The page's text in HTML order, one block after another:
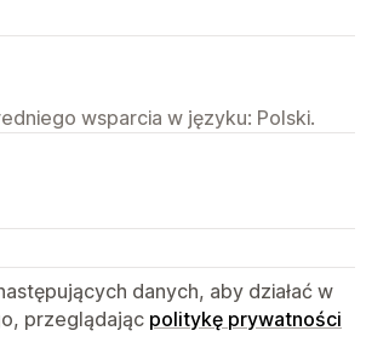
wsparcia w języku: Polski.
danych, aby działać w
przeglądając politykę prywatności